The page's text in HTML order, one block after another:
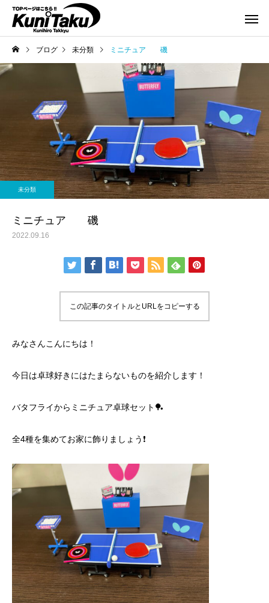
ブログ 未分類 ミニチュア 磯
未分類
ミニチュア 磯
2022.09.16
この記事のタイトルとURLをコピーする
みなさんこんにちは！
今日は卓球好きにはたまらないものを紹介します！
バタフライからミニチュア卓球セット🏓
全4種を集めてお家に飾りましょう❗️